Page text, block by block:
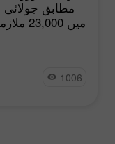
مطابق جولائی
میں
1006